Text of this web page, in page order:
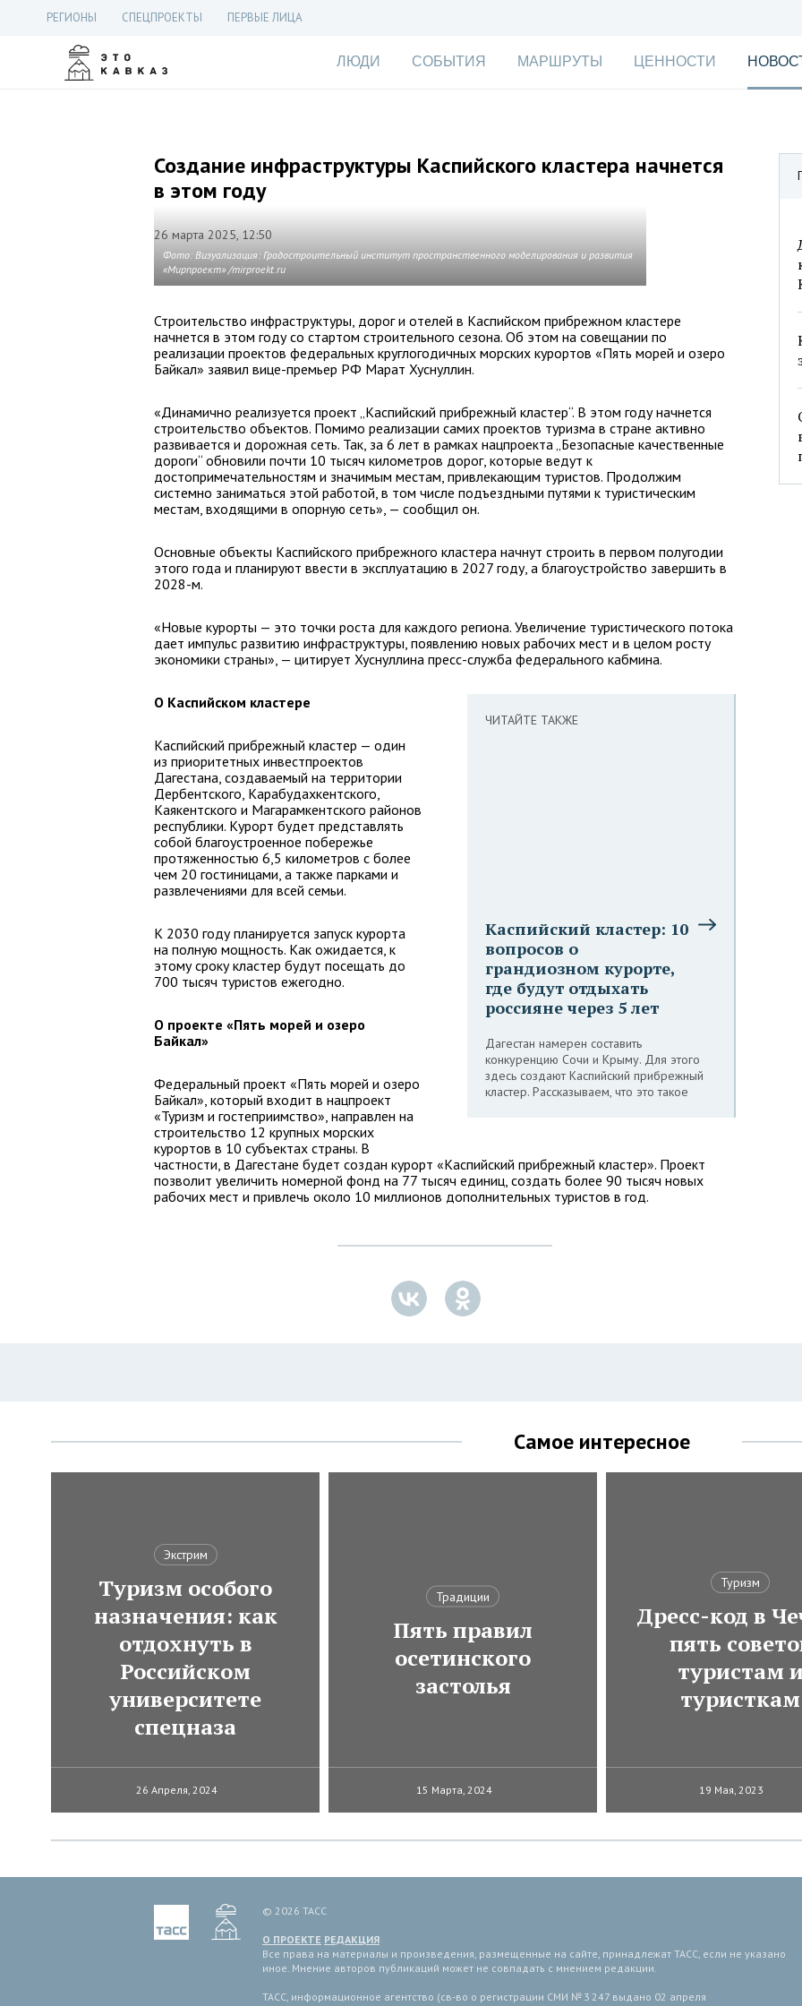
РЕГИОНЫ СПЕЦПРОЕКТЫ ПЕРВЫЕ ЛИЦА
ЛЮДИ СОБЫТИЯ МАРШРУТЫ ЦЕННОСТИ
Создание инфраструктуры Каспийского кластера начнется
в этом году
26 марта 2025, 12:50
Фото: Визуализация: Градостроительный институт пространственного моделирования и развития
«Мирпроект» /mirproekt.ru
Строительство инфраструктуры, дорог и отелей в Каспийском прибрежном кластере
начнется в этом году со стартом строительного сезона. Об этом на совещании по
реализации проектов федеральных круглогодичных морских курортов «Пять морей и озеро
Байкал» заявил вице-премьер РФ Марат Хуснуллин.
«Динамично реализуется проект „Каспийский прибрежный кластер“. В этом году начнется
строительство объектов. Помимо реализации самих проектов туризма в стране активно
развивается и дорожная сеть. Так, за 6 лет в рамках нацпроекта „Безопасные качественные
дороги“ обновили почти 10 тысяч километров дорог, которые ведут к
достопримечательностям и значимым местам, привлекающим туристов. Продолжим
системно заниматься этой работой, в том числе подъездными путями к туристическим
местам, входящими в опорную сеть», — сообщил он.
Основные объекты Каспийского прибрежного кластера начнут строить в первом полугодии
этого года и планируют ввести в эксплуатацию в 2027 году, а благоустройство завершить в
2028-м.
«Новые курорты — это точки роста для каждого региона. Увеличение туристического потока
дает импульс развитию инфраструктуры, появлению новых рабочих мест и в целом росту
экономики страны», — цитирует Хуснуллина пресс-служба федерального кабмина.
ЧИТАЙТЕ ТАКЖЕ
Каспийский кластер: 10
вопросов о
грандиозном курорте,
где будут отдыхать
россияне через 5 лет
Дагестан намерен составить
конкуренцию Сочи и Крыму. Для этого
здесь создают Каспийский прибрежный
кластер. Рассказываем, что это такое
О Каспийском кластере
Каспийский прибрежный кластер — один
из приоритетных инвестпроектов
Дагестана, создаваемый на территории
Дербентского, Карабудахкентского,
Каякентского и Магарамкентского районов
республики. Курорт будет представлять
собой благоустроенное побережье
протяженностью 6,5 километров с более
чем 20 гостиницами, а также парками и
развлечениями для всей семьи.
К 2030 году планируется запуск курорта
на полную мощность. Как ожидается, к
этому сроку кластер будут посещать до
700 тысяч туристов ежегодно.
О проекте «Пять морей и озеро
Байкал»
Федеральный проект «Пять морей и озеро
Байкал», который входит в нацпроект
«Туризм и гостеприимство», направлен на
строительство 12 крупных морских
курортов в 10 субъектах страны. В
частности, в Дагестане будет создан курорт «Каспийский прибрежный кластер». Проект
позволит увеличить номерной фонд на 77 тысяч единиц, создать более 90 тысяч новых
рабочих мест и привлечь около 10 миллионов дополнительных туристов в год.
Самое интересное
Экстрим
Туризм особого
назначения: как
отдохнуть в
Российском
университете
спецназа
26 Апреля, 2024
Традиции
Пять правил
осетинского
застолья
15 Марта, 2024
Туризм
Дресс-код в
пять
туристам и
туристкам
19 Мая, 2023
© 2026 ТАСС
О ПРОЕКТЕ РЕДАКЦИЯ
Все права на материалы и произведения, размещенные на сайте, принадлежат ТАСС, если не указано
иное. Мнение авторов публикаций может не совпадать с мнением редакции.
ТАСС, информационное агентство (св-во о регистрации СМИ № 3 247 выдано 02 апреля